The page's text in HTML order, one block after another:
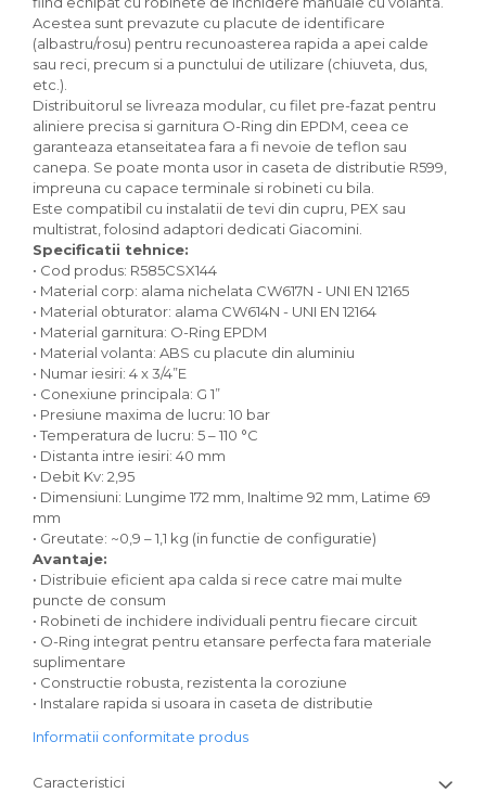
Acestea sunt prevazute cu placute de identificare
(albastru/rosu) pentru recunoasterea rapida a apei calde
sau reci, precum si a punctului de utilizare (chiuveta, dus,
etc.).
Distribuitorul se livreaza modular, cu filet pre-fazat pentru
aliniere precisa si garnitura O-Ring din EPDM, ceea ce
garanteaza etanseitatea fara a fi nevoie de teflon sau
canepa. Se poate monta usor in caseta de distributie R599,
impreuna cu capace terminale si robineti cu bila.
Este compatibil cu instalatii de tevi din cupru, PEX sau
multistrat, folosind adaptori dedicati Giacomini.
Specificatii tehnice:
• Cod produs: R585CSX144
• Material corp: alama nichelata CW617N - UNI EN 12165
• Material obturator: alama CW614N - UNI EN 12164
• Material garnitura: O-Ring EPDM
• Material volanta: ABS cu placute din aluminiu
• Numar iesiri: 4 x 3/4”E
• Conexiune principala: G 1”
• Presiune maxima de lucru: 10 bar
• Temperatura de lucru: 5 – 110 °C
• Distanta intre iesiri: 40 mm
• Debit Kv: 2,95
• Dimensiuni: Lungime 172 mm, Inaltime 92 mm, Latime 69
mm
• Greutate: ~0,9 – 1,1 kg (in functie de configuratie)
Avantaje:
• Distribuie eficient apa calda si rece catre mai multe
puncte de consum
• Robineti de inchidere individuali pentru fiecare circuit
• O-Ring integrat pentru etansare perfecta fara materiale
suplimentare
• Constructie robusta, rezistenta la coroziune
• Instalare rapida si usoara in caseta de distributie
Informatii conformitate produs
Caracteristici